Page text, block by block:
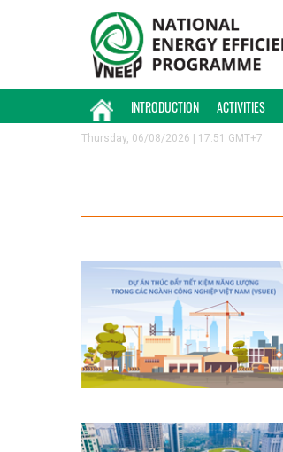
INTRODUCTION ACTIVITIES
Thursday, 06/08/2026 | 17:51 GMT+7